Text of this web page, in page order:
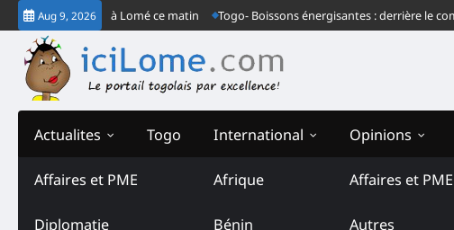
Skip
to
content
Aug 9, 2026
ordinaire à Lomé ce matin Togo- Boissons énergisantes : derrière le
Actualites
Affaires et PME
Diplomatie
Togo International
Afrique
Bénin
Opinions
Affaires et PME
Autres